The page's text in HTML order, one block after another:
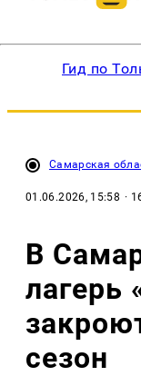
Гид по
Самарская
01.06.2026, 15:58 ·
В
лагерь
сезон